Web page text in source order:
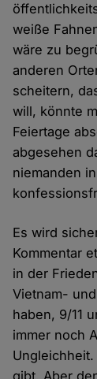
weiße
wäre zu
anderen
scheitern,
will, könnte
Feiertage
abgesehen
niemanden
Es wird
Kommentar
in der
Vietnam-
haben, 9/11
immer noch